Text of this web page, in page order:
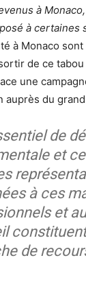
à
à certaines
à Monaco
de ce
une
auprès du
de
et
à ces
et
de